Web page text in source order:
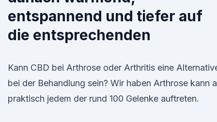
entspannend und tiefer auf
die entsprechenden
Kann CBD bei Arthrose oder Arthritis eine
bei der Behandlung sein? Wir haben Arthrose kann
praktisch jedem der rund 100 Gelenke auftreten.